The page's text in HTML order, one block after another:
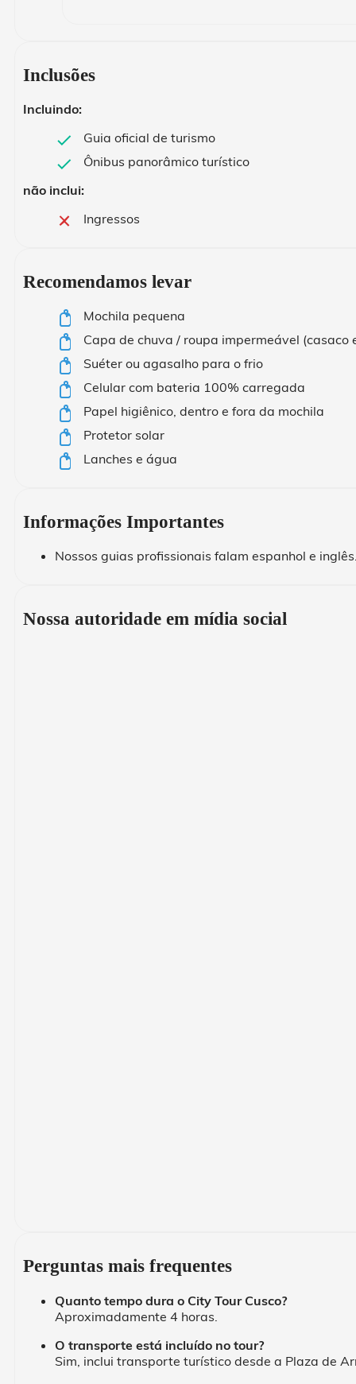
Inclusões
Incluindo:
Guia oficial de turismo
Ônibus panorâmico turístico
não inclui:
Ingressos
Recomendamos levar
Mochila pequena
Capa de chuva / roupa impermeável (casaco
Suéter ou agasalho para o frio
Celular com bateria 100% carregada
Papel higiênico, dentro e fora da mochila
Protetor solar
Lanches e água
Informações Importantes
Nossos guias profissionais falam espanhol e
Nossa autoridade em mídia social
Perguntas mais frequentes
Quanto tempo dura o City Tour Cusco?
Aproximadamente 4 horas.
O transporte está incluído no tour?
Sim, inclui transporte turístico desde a Plaza de